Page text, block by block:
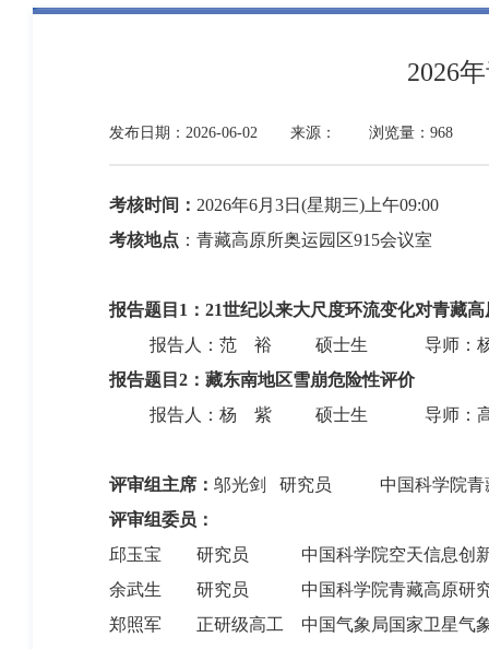
2026
发布日期：2026-06-02 来源： 浏览量：968
考核时间： 2026年6月 3日 (星期三)上午09:00
考核地点 ： 青藏高原所奥运园区915会议室
报告题目 1 ： 21世纪以来大尺度环流变化对青藏
报告人：范 裕 硕士生 导师：
报告题目 2 ：藏东南地区雪崩危险性评价
报告人：杨 紫 硕士生 导师：
评审组主席： 邬光剑 研究员
中国科学院
评审组委员：
邱玉宝
研究员
中国科学院空天信息创
余武生 研究员 中国科学院青藏高原研
郑照军 正研级高工
中国气象局国家卫星气